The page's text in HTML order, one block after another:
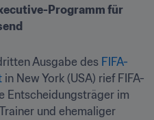
Programm für
Ausgabe des FIFA-
in New York (USA) rief FIFA-
Entscheidungsträger im
und ehemaliger